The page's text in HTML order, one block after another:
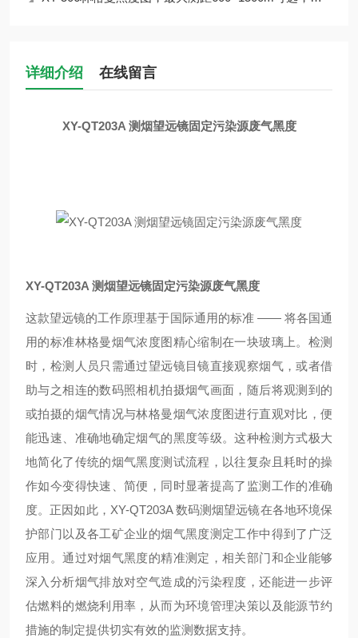
详细介绍 在线留言
XY-QT203A 测烟望远镜固定污染源废气黑度
XY-QT203A 测烟望远镜固定污染源废气黑度
这款望远镜的工作原理基于国际通用的标准 —— 将各国通
用的标准林格曼烟气浓度图精心缩制在一块玻璃上。检测
时，检测人员只需通过望远镜目镜直接观察烟气，或者借
助与之相连的数码照相机拍摄烟气画面，随后将观测到的
或拍摄的烟气情况与林格曼烟气浓度图进行直观对比，便
能迅速、准确地确定烟气的黑度等级。这种检测方式极大
地简化了传统的烟气黑度测试流程，以往复杂且耗时的操
作如今变得快速、简便，同时显著提高了监测工作的准确
度。正因如此，XY-QT203A 数码测烟望远镜在各地环境保
护部门以及各工矿企业的烟气黑度测定工作中得到了广泛
应用。通过对烟气黑度的精准测定，相关部门和企业能够
深入分析烟气排放对空气造成的污染程度，还能进一步评
估燃料的燃烧利用率，从而为环境管理决策以及能源节约
措施的制定提供切实有效的监测数据支持。